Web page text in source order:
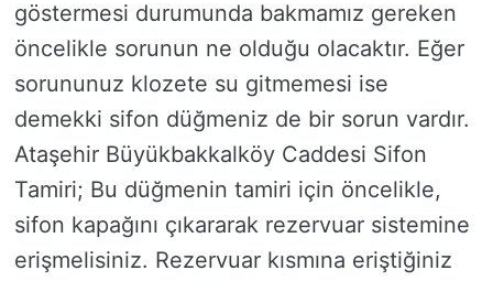
göstermesi durumunda bakmamız gereken
öncelikle sorunun ne olduğu olacaktır. Eğer
sorununuz klozete su gitmemesi ise
demekki sifon düğmeniz de bir sorun vardır.
Ataşehir Büyükbakkalköy Caddesi Sifon
Tamiri; Bu düğmenin tamiri için öncelikle,
sifon kapağını çıkararak rezervuar sistemine
erişmelisiniz. Rezervuar kısmına eriştiğiniz